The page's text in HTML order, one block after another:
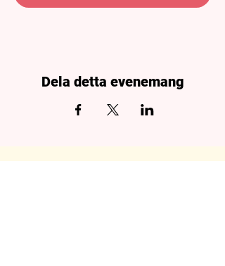
Dela detta evenemang